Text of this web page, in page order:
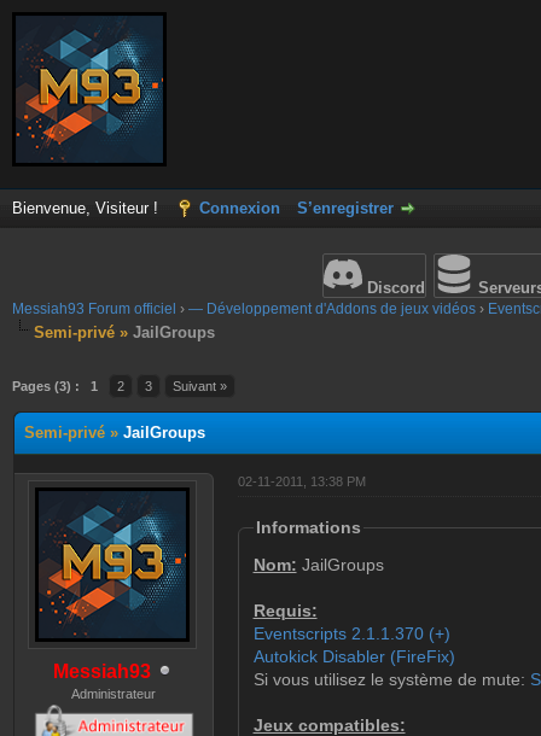
Bienvenue, Visiteur ! Connexion S’enregistrer
Discord
Messiah93 Forum officiel › — Développement d'Addons de jeux vidéos ›
Semi-privé » JailGroups
Pages (3) : 1 2 3 Suivant »
Semi-privé » JailGroups
Messiah93
Administrateur
02-11-2011, 13:38 PM
Informations
Nom: JailGroups
Requis:
Eventscripts 2.1.1.370 (+)
Autokick Disabler (FireFix)
Si vous utilisez le système de mute:
Jeux compatibles: